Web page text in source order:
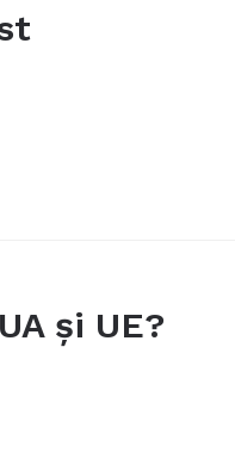
și UE?